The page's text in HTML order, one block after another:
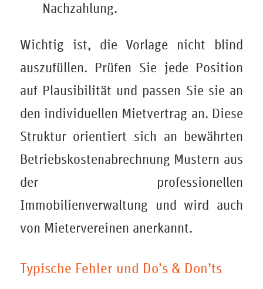
Nachzahlung.
Wichtig ist, die Vorlage nicht blind
auszufüllen. Prüfen Sie jede Position
auf Plausibilität und passen Sie sie an
den individuellen Mietvertrag an. Diese
Struktur orientiert sich an bewährten
Betriebskostenabrechnung Mustern aus
der professionellen
Immobilienverwaltung und wird auch
von Mietervereinen anerkannt.
Typische Fehler und Do’s & Don’ts